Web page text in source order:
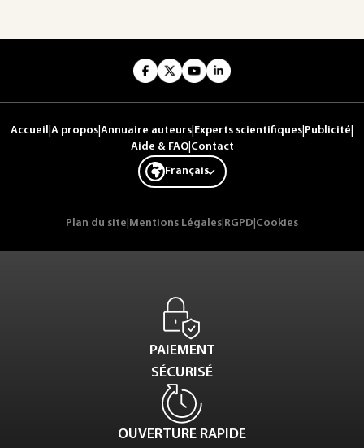
Accueil A propos Annuaire auteurs Experts scientifiques Publicité
Aide & FAQ| Contact
Français
Plan du site Mentions Légales RGPD Cookies
PAIEMENT
SÉCURISÉ
OUVERTURE RAPIDE